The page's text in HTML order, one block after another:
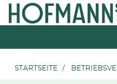
Zum
Inhalt
Zum
Navigationsmenü
STARTSEITE